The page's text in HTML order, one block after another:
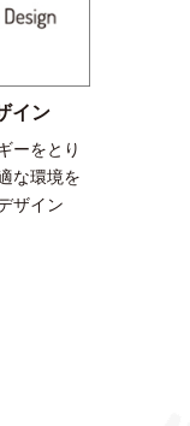
イン
ーをとり
な環境を
ザイン